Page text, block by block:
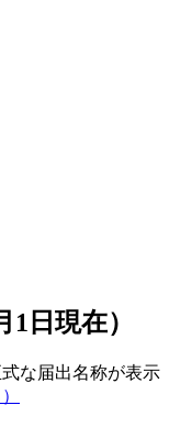
日現在）
な届出名称が表示